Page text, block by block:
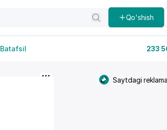
Qo'shish
Batafsil 233
Saytdagi reklama